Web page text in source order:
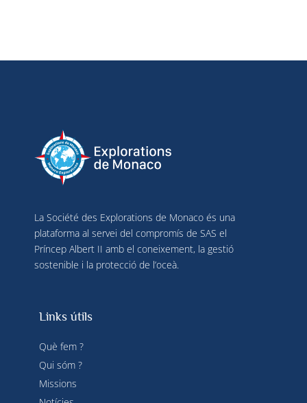
La Société des Explorations de Monaco és una
plataforma al servei del compromís de SAS el
Príncep Albert II amb el coneixement, la gestió
sostenible i la protecció de l’oceà.
Links útils
Què fem ?
Qui sóm ?
Missions